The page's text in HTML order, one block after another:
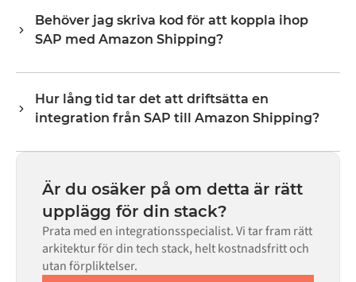
inkluderar poster som ordrar, produkter, kunder,
lagernivåer, priser och statusuppdateringar. Alumios
data anländer i det format som varje system förväntar
Behöver jag skriva kod för att koppla ihop
SAP med Amazon Shipping?
Marketplace konfigurerar du integrationen via ett visuellt
gränssnitt utan att skriva egen kod, inklusive
kod finns tillgänglig i de fall där konfigurationen inte
Hur lång tid tar det att driftsätta en
integration från SAP till Amazon Shipping?
beroende på komplexiteten i datamappningen, antalet
flöden som krävs och din interna granskningsprocess.
För många system finns färdiga kopplingar tillgängliga i
Alumio Marketplace, vilket avsevärt minskar
installationstiden.
Är du osäker på om detta är rätt
upplägg för din stack?
Prata med en integrationsspecialist. Vi tar fram rätt
arkitektur för din tech stack, helt kostnadsfritt och
utan förpliktelser.